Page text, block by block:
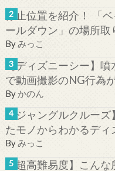
停止位置を紹介！ 「
ールダウン」の場所取
Byみっこ
【ディズニーシー】
で動画撮影のNG行為
Byかのん
【ジャングルクルー
たモノからわかるデ
Byみっこ
【超高難易度】こん